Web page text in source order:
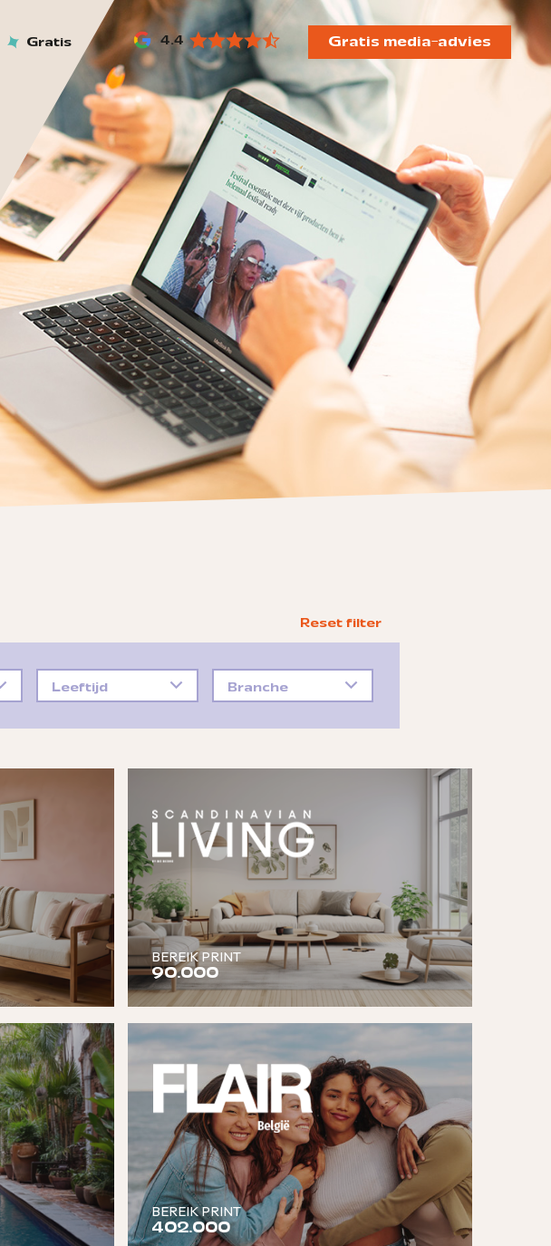
Gratis 4.4 Gratis media-advies
Leeftijd Branche
BEREIK PRINT
90.000
BEREIK PRINT
402.000